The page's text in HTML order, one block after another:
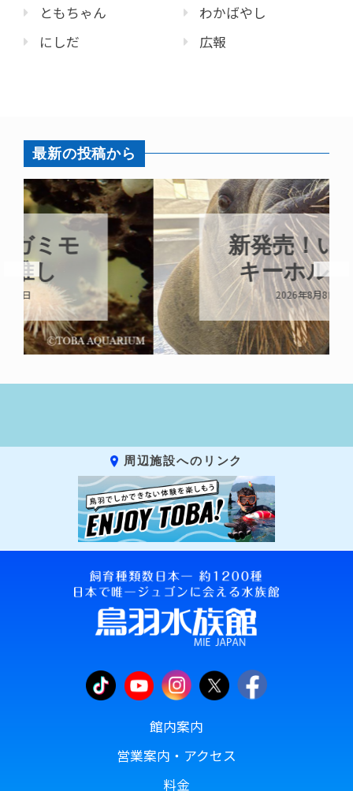
ともちゃん
にしだ
わかばやし
広報
最新の投稿から
新発売！いちこ
キーホルダー
2026年8月8日
周辺施設へのリンク
館内案内
営業案内・アクセス
料金